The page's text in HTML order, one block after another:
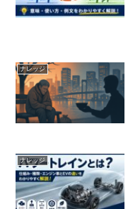
ナレッジ
ナレッジ